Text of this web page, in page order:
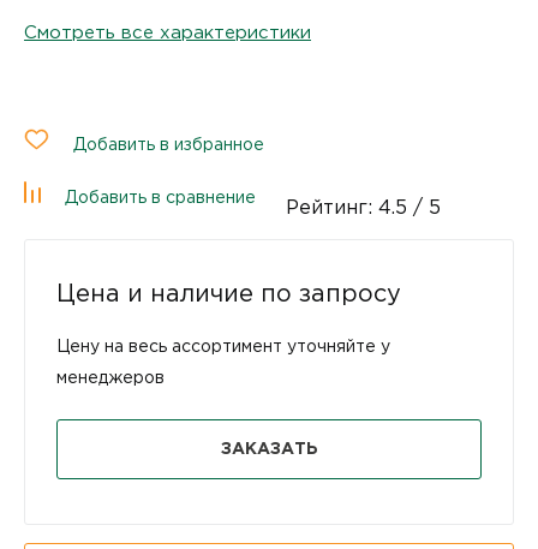
Смотреть все характеристики
Добавить в избранное
Добавить в сравнение
Рейтинг: 4.5 / 5
Цена и наличие по запросу
Цену на весь ассортимент уточняйте у
менеджеров
ЗАКАЗАТЬ